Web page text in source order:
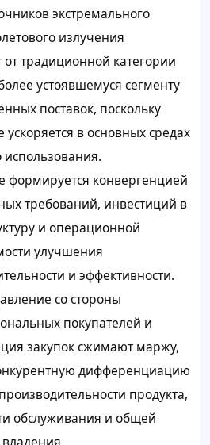
экстремального
излучения
от традиционной категории
устоявшемуся сегменту
поставок, поскольку
ускоряется в основных средах
использования.
формируется конвергенцией
требований, инвестиций в
и операционной
улучшения
и эффективности.
со стороны
покупателей и
закупок сжимают маржу,
дифференциацию
продукта,
обслуживания и общей